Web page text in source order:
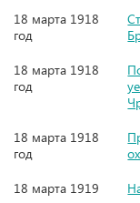
18 марта 1918
год
18 марта 1918
год
18 марта 1918
год
18 марта 1919